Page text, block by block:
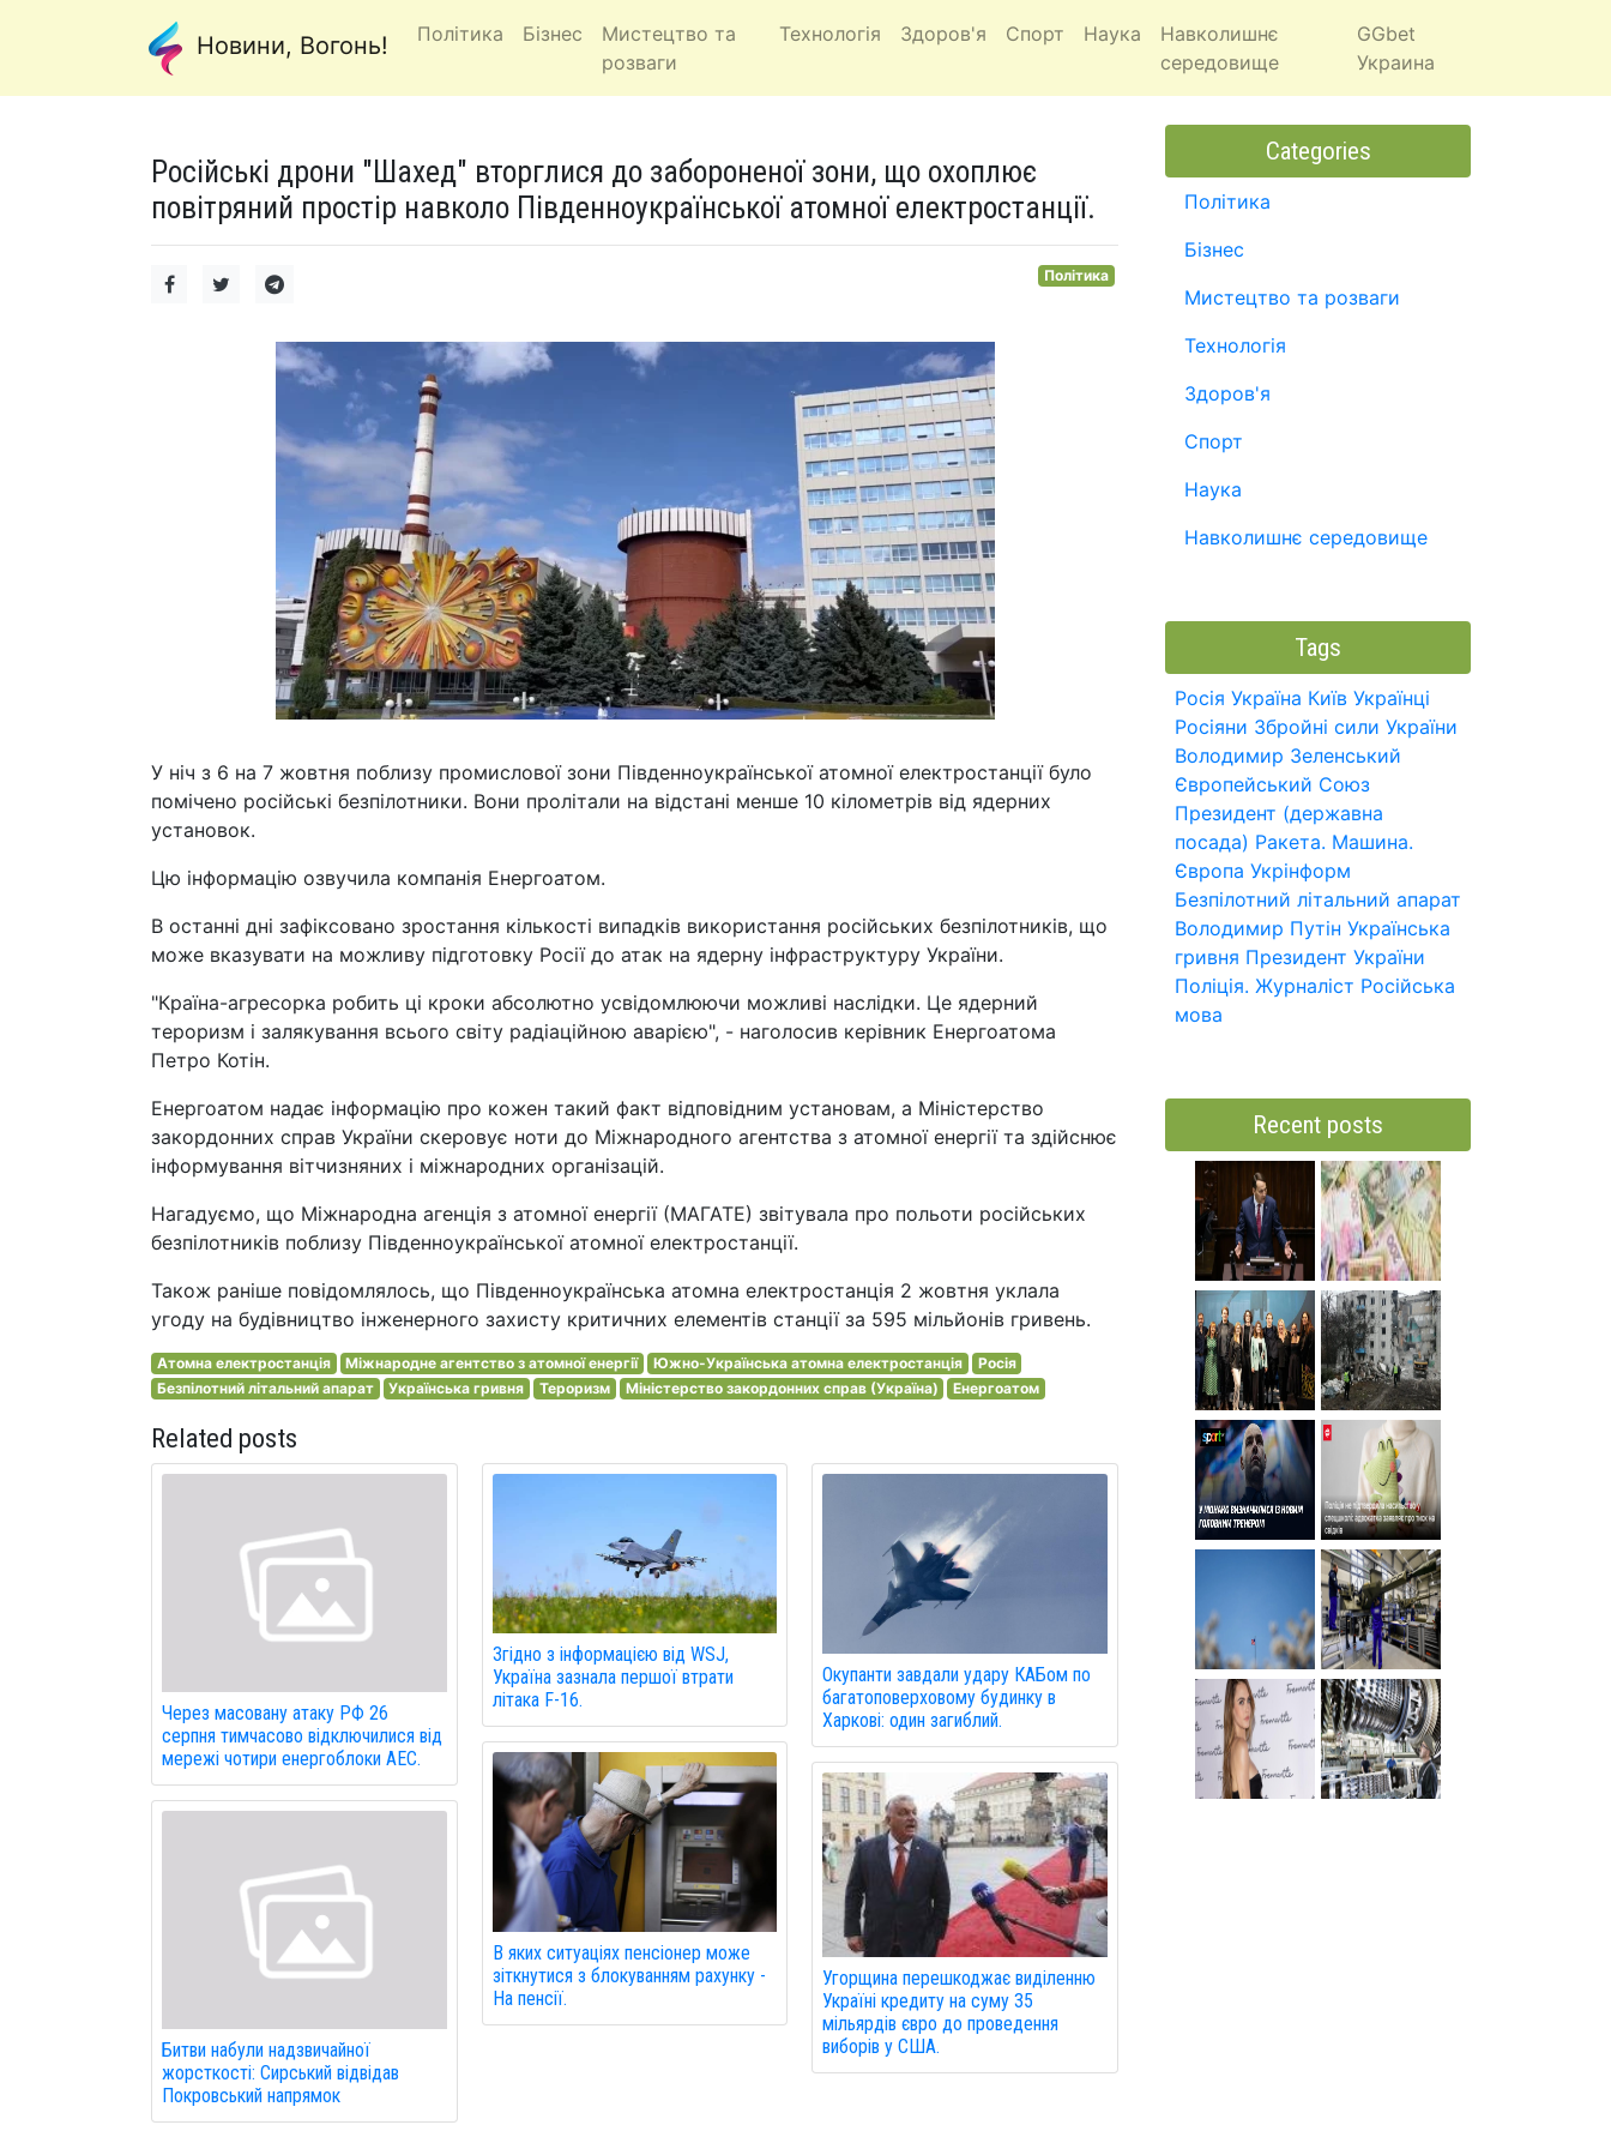
Новини, Вогонь! Політика Бізнес
Мистецтво та
розваги
Технологія Здоров'я Спорт Наука
Навколишнє
середовище
GGbet
Украина
Російські дрони "Шахед" вторглися до забороненої зони, що охоплює
повітряний простір навколо Південноукраїнської атомної електростанції.
Політика
У ніч з 6 на 7 жовтня поблизу промислової зони Південноукраїнської атомної електростанції було
помічено російські безпілотники. Вони пролітали на відстані менше 10 кілометрів від ядерних
установок.
Цю інформацію озвучила компанія Енергоатом.
В останні дні зафіксовано зростання кількості випадків використання російських безпілотників, що
може вказувати на можливу підготовку Росії до атак на ядерну інфраструктуру України.
"Країна-агресорка робить ці кроки абсолютно усвідомлюючи можливі наслідки. Це ядерний
тероризм і залякування всього світу радіаційною аварією", - наголосив керівник Енергоатома
Петро Котін.
Енергоатом надає інформацію про кожен такий факт відповідним установам, а Міністерство
закордонних справ України скеровує ноти до Міжнародного агентства з атомної енергії та здійснює
інформування вітчизняних і міжнародних організацій.
Нагадуємо, що Міжнародна агенція з атомної енергії (МАГАТЕ) звітувала про польоти російських
безпілотників поблизу Південноукраїнської атомної електростанції.
Також раніше повідомлялось, що Південноукраїнська атомна електростанція 2 жовтня уклала
угоду на будівництво інженерного захисту критичних елементів станції за 595 мільйонів гривень.
Атомна електростанція Міжнародне агентство з атомної енергії Южно-Українська атомна електростанція
Росія
Безпілотний літальний апарат
Українська гривня Тероризм Міністерство закордонних справ (Україна) Енергоатом
Related posts
Через масовану атаку РФ 26
серпня тимчасово відключилися від
мережі чотири енергоблоки АЕС.
Битви набули надзвичайної
жорсткості: Сирський відвідав
Покровський напрямок
Згідно з інформацією від WSJ,
Україна зазнала першої втрати
літака F-16.
В яких ситуаціях пенсіонер може
зіткнутися з блокуванням рахунку -
На пенсії.
Окупанти завдали удару КАБом по
багатоповерховому будинку в
Харкові: один загиблий.
Угорщина перешкоджає виділенню
Україні кредиту на суму 35
мільярдів євро до проведення
виборів у США.
Categories
Політика
Бізнес
Мистецтво та розваги
Технологія
Здоров'я
Спорт
Наука
Навколишнє середовище
Tags
Росія Україна Київ Українці
Росіяни Збройні сили України
Володимир Зеленський
Європейський Союз
Президент (державна
посада) Ракета. Машина.
Європа Укрінформ
Безпілотний літальний апарат
Володимир Путін Українська
гривня Президент України
Поліція. Журналіст Російська
мова
Recent posts